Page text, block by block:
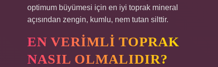
optimum büyümesi için en iyi toprak mineral
açısından zengin, kumlu, nem tutan silttir.
EN VERIMLI TOPRAK
NASIL OLMALIDIR?